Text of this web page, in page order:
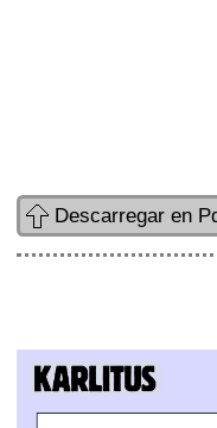
Descarregar en